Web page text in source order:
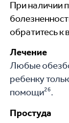
При наличии
обратитесь к
Лечение
Любые
ребенку
помощи26.
Простуда